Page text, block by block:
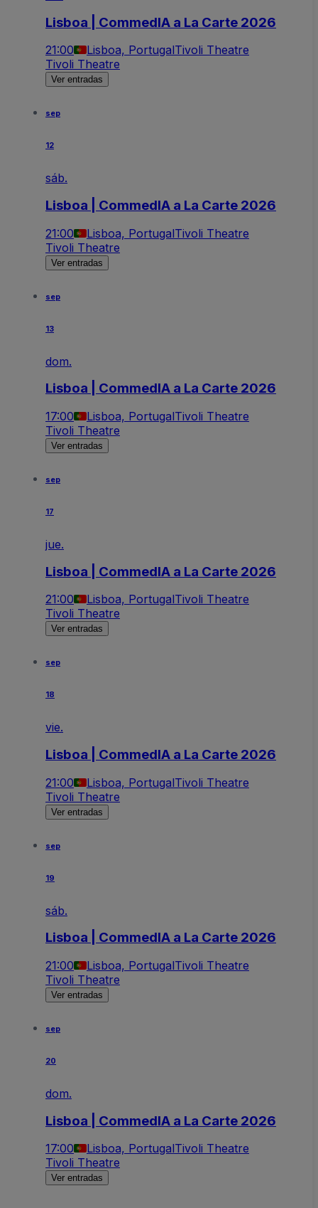
Lisboa | CommedIA a La Carte 2026
21:00 Lisboa, PortugalTivoli Theatre
Tivoli Theatre
Ver entradas
sep
12
sáb.
Lisboa | CommedIA a La Carte 2026
21:00 Lisboa, PortugalTivoli Theatre
Tivoli Theatre
Ver entradas
sep
13
dom.
Lisboa | CommedIA a La Carte 2026
17:00 Lisboa, PortugalTivoli Theatre
Tivoli Theatre
Ver entradas
sep
17
jue.
Lisboa | CommedIA a La Carte 2026
21:00 Lisboa, PortugalTivoli Theatre
Tivoli Theatre
Ver entradas
sep
18
vie.
Lisboa | CommedIA a La Carte 2026
21:00 Lisboa, PortugalTivoli Theatre
Tivoli Theatre
Ver entradas
sep
19
sáb.
Lisboa | CommedIA a La Carte 2026
21:00 Lisboa, PortugalTivoli Theatre
Tivoli Theatre
Ver entradas
sep
20
dom.
Lisboa | CommedIA a La Carte 2026
17:00 Lisboa, PortugalTivoli Theatre
Tivoli Theatre
Ver entradas